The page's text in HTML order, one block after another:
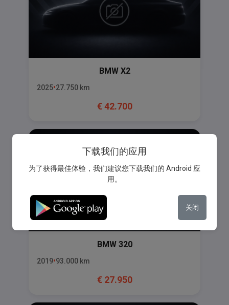
BMW X2
2025 27.750 km
€ 42.700
BMW 320
2019 93.000 km
€ 27.950
下载我们的应用
为了获得最佳体验，我们建议您下载我们的 Android 应
用。
关闭